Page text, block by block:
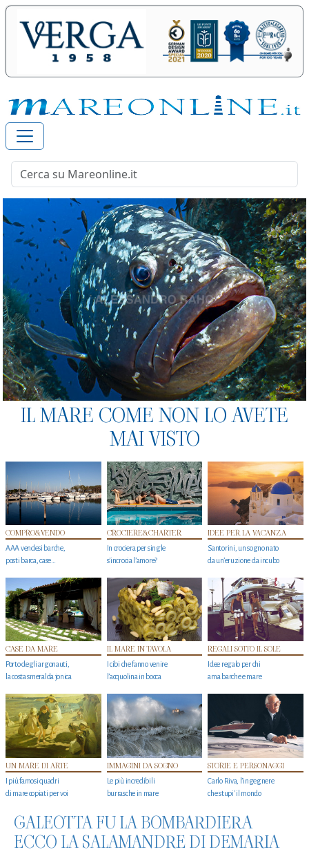
IL MARE COME NON LO AVETE
MAI VISTO
COMPRO&VENDO
AAA vendesi barche,
posti barca, case…
CROCIERE&CHARTER
In crociera per single
s'incrocia l’amore?
IDEE PER LA VACANZA
Santorini, un sogno nato
da un’eruzione da incubo
CASE DA MARE
Porto degli argonauti,
la costa smeralda jonica
IL MARE IN TAVOLA
I cibi che fanno venire
l’acquolina in bocca
REGALI SOTTO IL SOLE
Idee regalo per chi
ama barche e mare
UN MARE DI ARTE
I più famosi quadri
di mare copiati per voi
IMMAGINI DA SOGNO
Le più incredibili
burrasche in mare
STORIE E PERSONAGGI
Carlo Riva, l’ingegnere
che stupi' il mondo
GALEOTTA FU LA BOMBARDIERA
ECCO LA SALAMANDRE DI DEMARIA